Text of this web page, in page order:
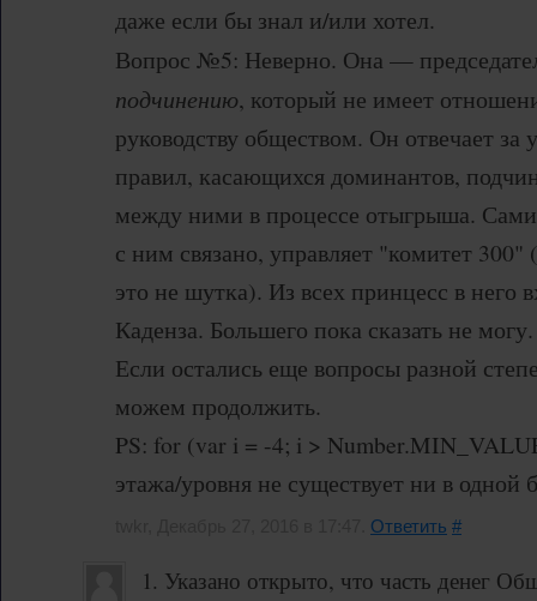
даже если бы знал и/или хотел.
Вопрос №5: Неверно. Она —
подчинению, который не имеет
руководству обществом. Он отвечает за
правил, касающихся доминантов,
между ними в процессе отыгрыша.
с ним связано, управляет "комитет 300"
это не шутка). Из всех принцесс в него
Каденза. Большего пока сказать не могу.
Если остались еще вопросы разной
можем продолжить.
PS: for (var i = -4; i >
этажа/уровня не существует ни в
Ответить #
1. Указано открыто, что часть денег